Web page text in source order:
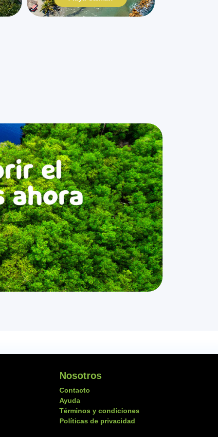
Nosotros
Contacto
Ayuda
Términos y condiciones
Políticas de privacidad